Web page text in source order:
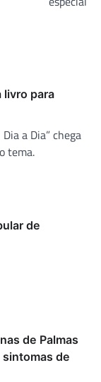
livro para
a Dia” chega
tema.
de
de Palmas
de